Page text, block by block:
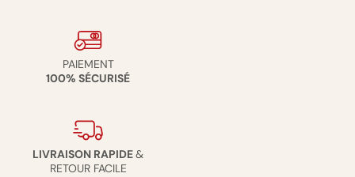
PAIEMENT
100% SÉCURISÉ
LIVRAISON RAPIDE&
RETOUR FACILE